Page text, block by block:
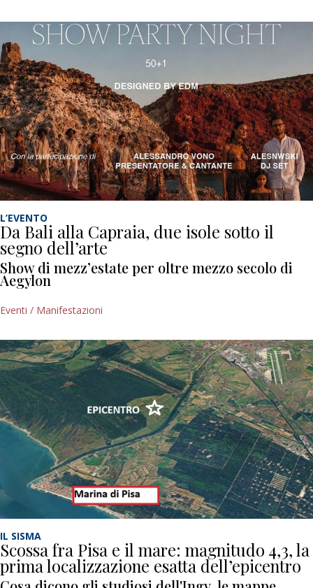
L’EVENTO
Da Bali alla Capraia, due isole sotto il
segno dell’arte
Show di mezz’estate per oltre mezzo secolo di
Aegylon
Eventi / Manifestazioni
IL SISMA
Scossa fra Pisa e il mare: magnitudo 4,3, la
prima localizzazione esatta dell’epicentro